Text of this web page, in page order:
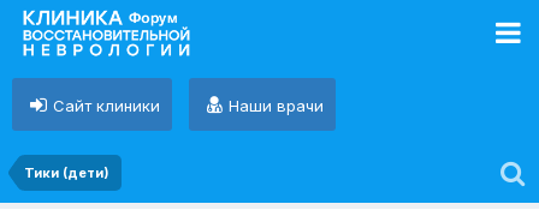
Сайт клиники Наши врачи
Тики (дети)